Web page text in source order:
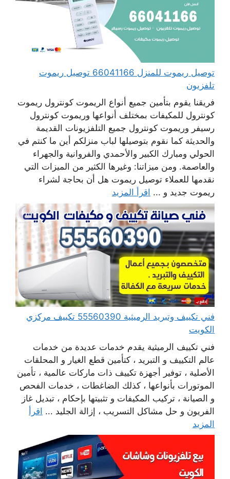
توصيل ريموت للمنزل 66041166 توصيل ريموت
تلفزيون
فريقنا يقوم بتأمين جميع أنواع الريموت كونترول ريموت
كونترول للمكيفات بمختلف أنواعها وريموت كونترول
رسيفر وريموت كونترول جميع التلفزيونات القديمة
والحديثة كما نقوم بتوصيلها لباب منزلكم أين ما كنتم في
الحولي ومبارك الكبير والأحمدي والفروانية والجهراء
والعاصمة. ومن ميزاتنا: وغيرها الكثير من الميزات التي
نقدمها للعملاء توصيل ريموت هل أن بحاجة لشراء
ريموت جديد و ... اقرأ المزيد
فني تكييف وتبريد الرميثية 55560390 تكييف مركزي
الكويت
فني تكييف الرميثية يقدم خدمات عديدة من خدمات
عالم التكييف و التبريد ، كتأمين قطع الغيار و المحلقات
الأصلية ، توفير أجهزة تكييف ذات ماركات عالمية ، تأمين
الموتورات بأنواعها ، كذلك الضاغطات ، خدمات الفحص
و الصيانة ، تركيب المكيفات و تثبيتها بإحكام ، تبديل غاز
الفريون و حل مشاكل التسريب ، إزالة الجليد ... اقرأ
المزيد